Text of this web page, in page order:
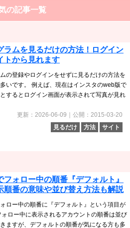
の記事一覧
ラムを見るだけの方法！ログイン
トから見れます
の登録やログインをせずに見るだけの方法を
いです。 例えば、現在はインスタのweb版で
するとログイン画面が表示されて写真が見れ
更新：2026-06-09｜公開：2015-03-20
見るだけ
方法 サイト
フォロー中の順番『デフォルト』
順番の意味や並び替え方法も解説
ロー中の順番に『デフォルト』という項目が
ロー中に表示されるアカウントの順番は並び
ますが、デフォルトの順番が気になる方も多